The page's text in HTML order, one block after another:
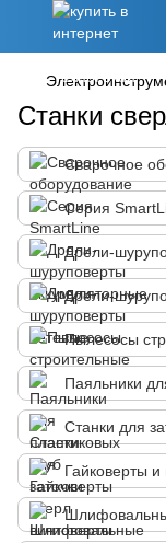
Станки
Сварочное
Серия
Дрели-
Дрели-
Пылесосы
Паяльники
Станки для
Гайковерты